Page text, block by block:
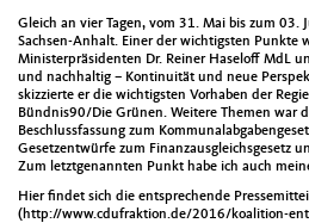
Gleich an vier Tagen, vom 31. Mai bis zum 03.
Sachsen-Anhalt. Einer der wichtigsten Punkte
Ministerpräsidenten Dr. Reiner Haseloff MdL
und nachhaltig – Kontinuität und neue
skizzierte er die wichtigsten Vorhaben der
Bündnis90/Die Grünen. Weitere Themen war
Beschlussfassung zum
Gesetzentwürfe zum Finanzausgleichsgesetz
Zum letztgenannten Punkt habe ich auch
Hier findet sich die entsprechende
(http://www.cdufraktion.de/2016/koalition-